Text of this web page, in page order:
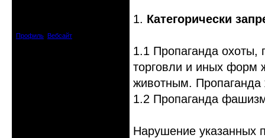
Профиль Вебсайт
1. Категорически
1.1 Пропаганда охоты,
торговли и иных форм
животным.
1.2 Пропаганда
Нарушение указанных